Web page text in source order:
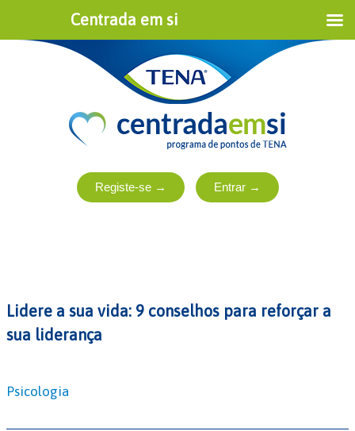
Lidere a sua vida: 9 conselhos para reforçar a
sua liderança
Psicologia
Centrada em si